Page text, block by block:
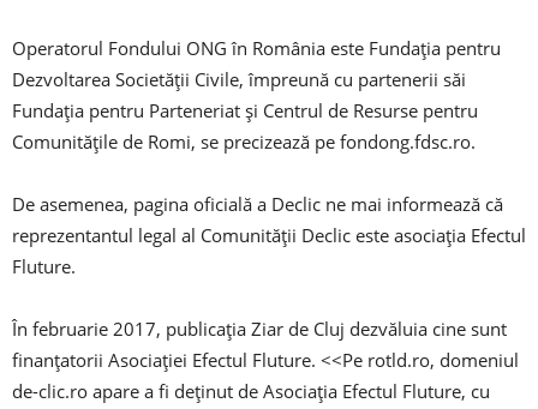
Operatorul Fondului ONG în România este Fundația pentru
Dezvoltarea Societății Civile, împreună cu partenerii săi
Fundația pentru Parteneriat și Centrul de Resurse pentru
Comunitățile de Romi, se precizează pe fondong.fdsc.ro.
De asemenea, pagina oficială a Declic ne mai informează că
reprezentantul legal al Comunității Declic este asociația Efectul
Fluture.
În februarie 2017, publicația Ziar de Cluj dezvăluia cine sunt
finanțatorii Asociației Efectul Fluture. <<Pe rotld.ro, domeniul
de-clic.ro apare a fi deținut de Asociația Efectul Fluture, cu